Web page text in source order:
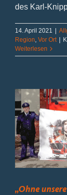
des Karl-
14. April 2021
Region, Vor Ort
Weiterlesen
„Ohne